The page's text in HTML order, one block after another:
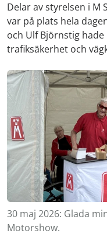
Delar av styrelsen i M
var på plats hela
och Ulf Björnstig
trafiksäkerhet och
30 maj 2026: Glada
Motorshow.